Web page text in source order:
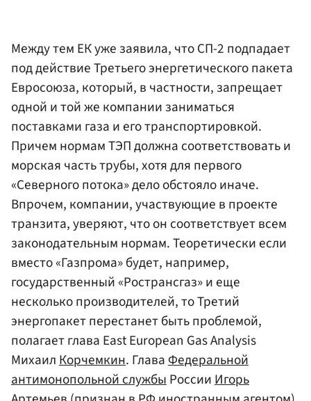
Между тем ЕК уже заявила, что СП-2 подпадает
под действие Третьего энергетического пакета
Евросоюза, который, в частности, запрещает
одной и той же компании заниматься
поставками газа и его транспортировкой.
Причем нормам ТЭП должна соответствовать и
морская часть трубы, хотя для первого
«Северного потока» дело обстояло иначе.
Впрочем, компании, участвующие в проекте
транзита, уверяют, что он соответствует всем
законодательным нормам. Теоретически если
вместо «Газпрома» будет, например,
государственный «Ространсгаз» и еще
несколько производителей, то Третий
энергопакет перестанет быть проблемой,
полагает глава East European Gas Analysis
МихаилКорчемкин. ГлаваФедеральной
антимонопольной службыРоссииИгорь